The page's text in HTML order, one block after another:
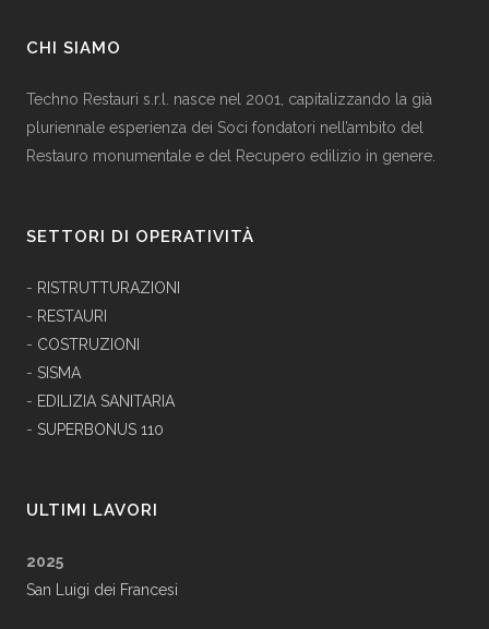
CHI SIAMO
Techno Restauri s.r.l. nasce nel 2001, capitalizzando la già
pluriennale esperienza dei Soci fondatori nell’ambito del
Restauro monumentale e del Recupero edilizio in genere.
SETTORI DI OPERATIVITÀ
- RISTRUTTURAZIONI
- RESTAURI
- COSTRUZIONI
- SISMA
- EDILIZIA SANITARIA
- SUPERBONUS 110
ULTIMI LAVORI
2025
San Luigi dei Francesi